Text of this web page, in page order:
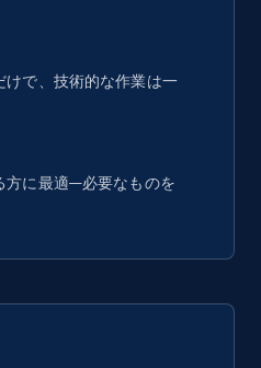
けで、技術的な作業は一
方に最適—必要なものを